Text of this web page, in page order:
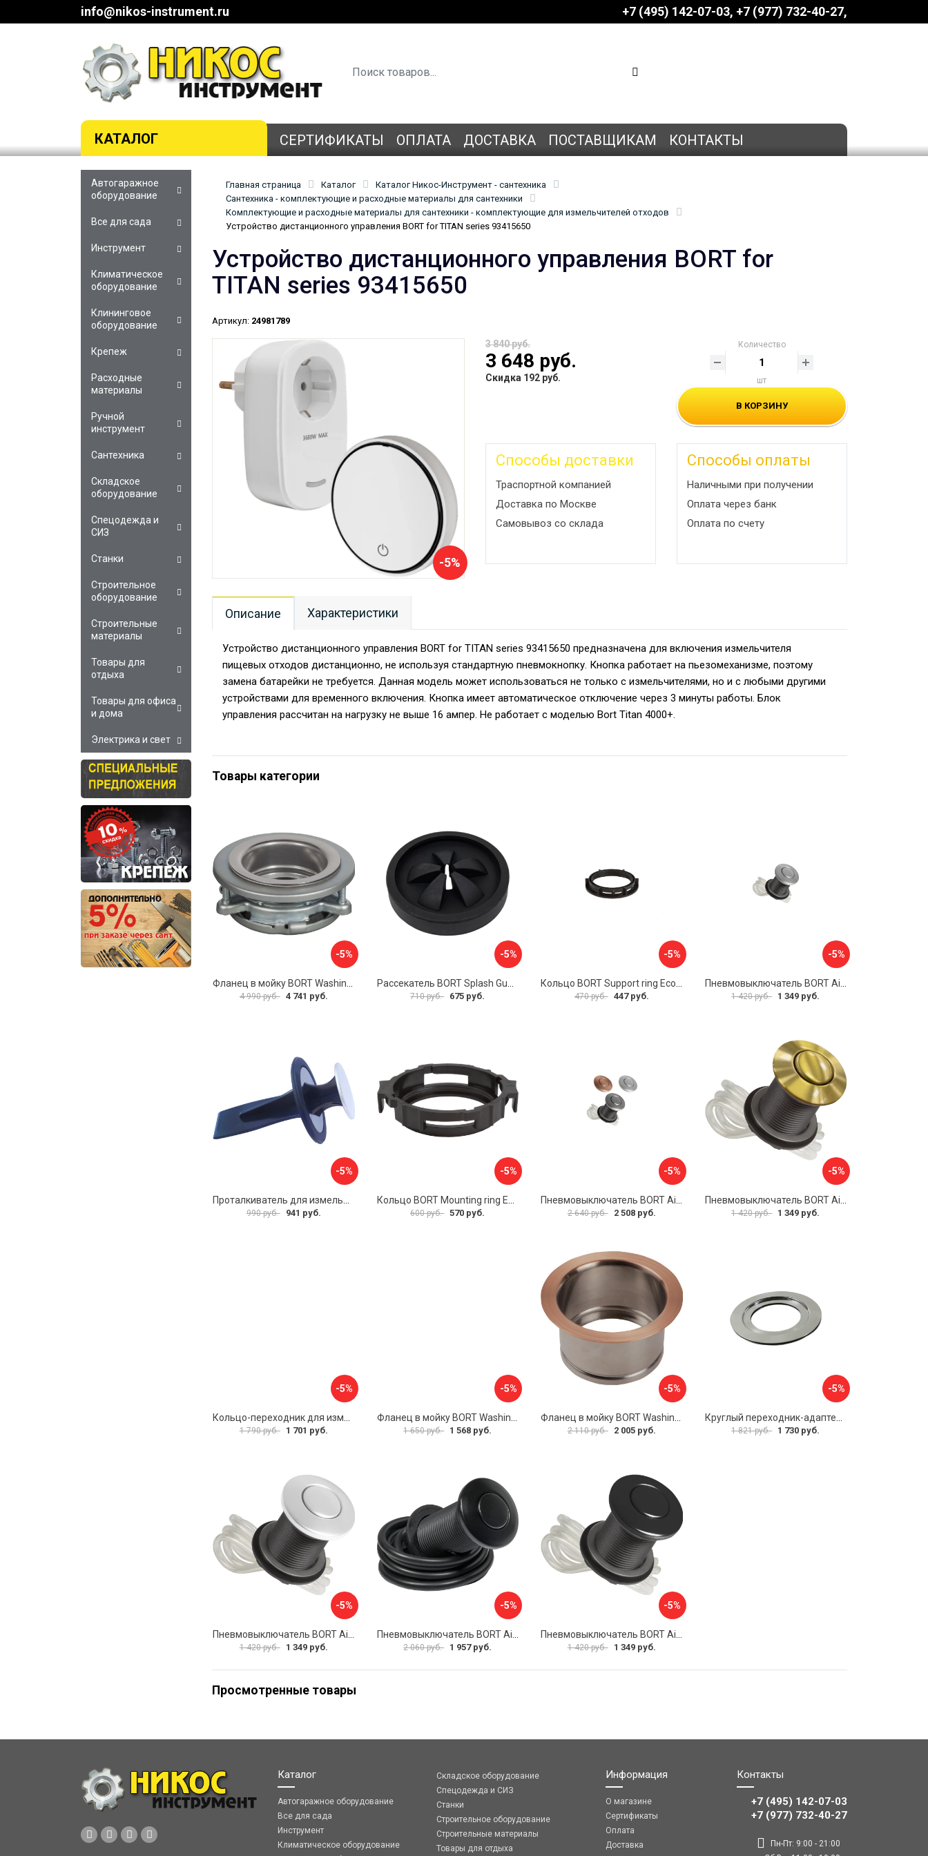
info@nikos-instrument.ru +7 (495) 142-07-03 ‎‎+7 (977) 732-40-27
КАТАЛОГ СЕРТИФИКАТЫ ОПЛАТА ДОСТАВКА ПОСТАВЩИКАМ КОНТАКТЫ
Главная страница Каталог
Каталог Никос-Инструмент - сантехника
Сантехника - комплектующие и расходные материалы для сантехники
Комплектующие и расходные материалы для сантехники - комплектующие для измельчителей отходов
Устройство дистанционного управления BORT for TITAN series 93415650
Устройство дистанционного управления BORT for
TITAN series 93415650
Артикул: 24981789
-5%
3 840 руб.
3 648 руб.
Скидка 192 руб.
Количество
шт
В КОРЗИНУ
Способы доставки
Траспортной компанией
Доставка по Москве
Самовывоз со склада
Способы оплаты
Наличными при получении
Оплата через банк
Оплата по счету
Описание Характеристики
Устройство дистанционного управления BORT for TITAN series 93415650 предназначена для включения измельчителя
пищевых отходов дистанционно, не используя стандартную пневмокнопку. Кнопка работает на пьезомеханизме, поэтому
замена батарейки не требуется. Данная модель может использоваться не только с измельчителями, но и с любыми другими
устройствами для временного включения. Кнопка имеет автоматическое отключение через 3 минуты работы. Блок
управления рассчитан на нагрузку не выше 16 ампер. Не работает с моделью Bort Titan 4000+.
Товары категории
-5%
4 990 руб. 4 741 руб.
-5%
710 руб. 675 руб.
-5%
470 руб. 447 руб.
-5%
1 420 руб. 1 349 руб.
-5%
Проталкиватель для измельчителя пищевых отходов Ukinox SCR-01
990 руб. 941 руб.
-5%
Кольцо BORT Mounting ring Eco 93411027
600 руб. 570 руб.
-5%
Пневмовыключатель BORT Air switch 3 colors 93412154
2 640 руб. 2 508 руб.
-5%
Пневмовыключатель BORT Air switch gold 93415896
1 420 руб. 1 349 руб.
-5%
1 790 руб. 1 701 руб.
-5%
1 650 руб. 1 568 руб.
-5%
2 110 руб. 2 005 руб.
-5%
1 821 руб. 1 730 руб.
-5%
1 420 руб. 1 349 руб.
-5%
2 060 руб. 1 957 руб.
-5%
1 420 руб. 1 349 руб.
Просмотренные товары
Автогаражное
оборудование
Все для сада
Инструмент
Климатическое
оборудование
Клининговое
оборудование
Крепеж
Расходные
материалы
Ручной
инструмент
Сантехника
Складское
оборудование
Спецодежда и
СИЗ
Станки
Строительное
оборудование
Строительные
материалы
Товары для
отдыха
Товары для офиса
и дома
Электрика и свет
Каталог
Автогаражное оборудование
Все для сада
Инструмент
Климатическое оборудование
Складское оборудование
Спецодежда и СИЗ
Станки
Строительное оборудование
Строительные материалы
Товары для отдыха
Информация
О магазине
Сертификаты
Оплата
Доставка
Контакты
+7 (495) 142-07-03
‎‎+7 (977) 732-40-27
Пн-Пт: 9:00 - 21:00